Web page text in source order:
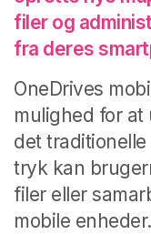
filer og
fra deres
OneDrives
mulighed for
det
tryk kan
filer eller
mobile